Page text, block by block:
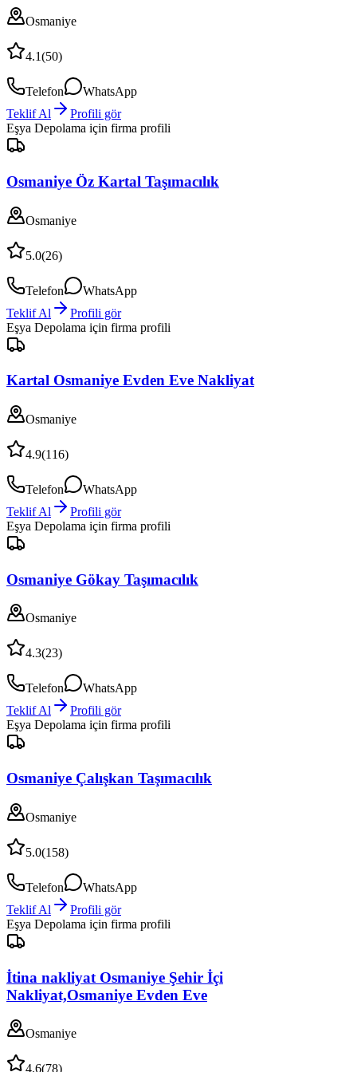
Osmaniye
4.1(50)
Telefon
WhatsApp
Teklif Al
Profili gör
Eşya Depolama için firma profili
Osmaniye Öz Kartal Taşımacılık
Osmaniye
5.0(26)
Telefon
WhatsApp
Teklif Al
Profili gör
Eşya Depolama için firma profili
Kartal Osmaniye Evden Eve Nakliyat
Osmaniye
4.9(116)
Telefon
WhatsApp
Teklif Al
Profili gör
Eşya Depolama için firma profili
Osmaniye Gökay Taşımacılık
Osmaniye
4.3(23)
Telefon
WhatsApp
Teklif Al
Profili gör
Eşya Depolama için firma profili
Osmaniye Çalışkan Taşımacılık
Osmaniye
5.0(158)
Telefon
WhatsApp
Teklif Al
Profili gör
Eşya Depolama için firma profili
İtina nakliyat Osmaniye Şehir İçi
Nakliyat,Osmaniye Evden Eve
Osmaniye
4.6(78)